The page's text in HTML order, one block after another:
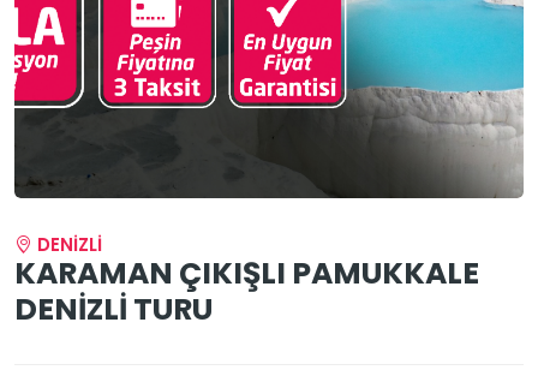
DENİZLİ
KARAMAN ÇIKIŞLI PAMUKKALE
DENİZLİ TURU